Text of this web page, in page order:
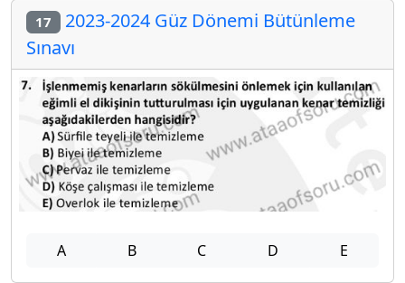
17 2023-2024 Güz Dönemi Bütünleme
Sınavı
A B C D E